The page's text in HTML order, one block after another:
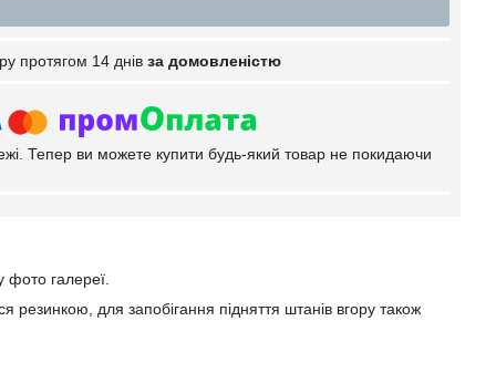
протягом 14 днів за домовленістю
Тепер ви можете купити будь-який товар не покидаючи
фото галереї.
резинкою, для запобігання підняття штанів вгору також